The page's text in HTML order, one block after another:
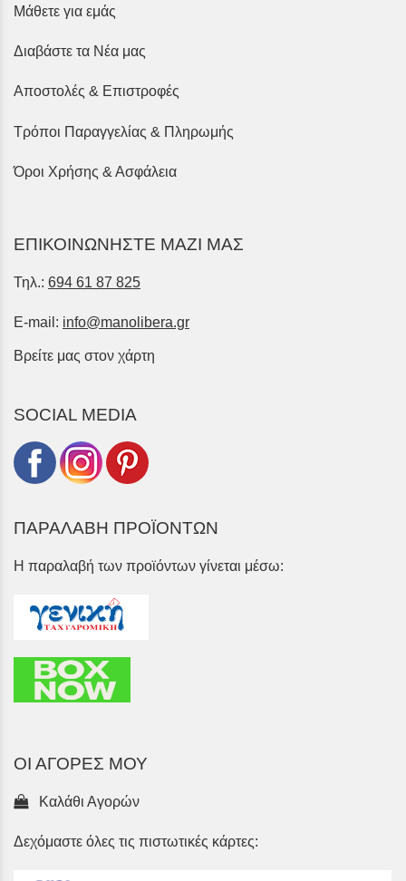
Μάθετε για εμάς
Διαβάστε τα Νέα μας
Αποστολές & Επιστροφές
Τρόποι Παραγγελίας & Πληρωμής
Όροι Χρήσης & Ασφάλεια
ΕΠΙΚΟΙΝΩΝΗΣΤΕ ΜΑΖΙ ΜΑΣ
Τηλ.: 694 61 87 825
E-mail: info@manolibera.gr
Βρείτε μας στον χάρτη
SOCIAL MEDIA
ΠΑΡΑΛΑΒΗ ΠΡΟΪΟΝΤΩΝ
Η παραλαβή των προϊόντων γίνεται μέσω:
ΟΙ ΑΓΟΡΕΣ ΜΟΥ
Καλάθι Αγορών
Δεχόμαστε όλες τις πιστωτικές κάρτες: